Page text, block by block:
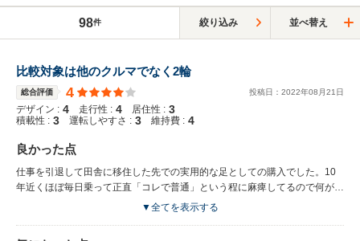
98件 絞り込み 並べ替え
比較対象は他のクルマでなく2輪
総合評価 4 投稿日： 2022年08 月21 日
デザイン : 4 走行性 : 4 居住性 : 3
積載性 : 3 運転しやすさ : 3 維持費 : 4
良かった点
仕事を引退して田舎に移住した先での実用的な足としての購入でした。10
年近くほぼ毎日乗って正直「コレで普通」という程に麻痺してるので何が良
いとか客観的に解らなくなってます。リアウインドウ下（シートの後ろ）の
▼全てを表示する